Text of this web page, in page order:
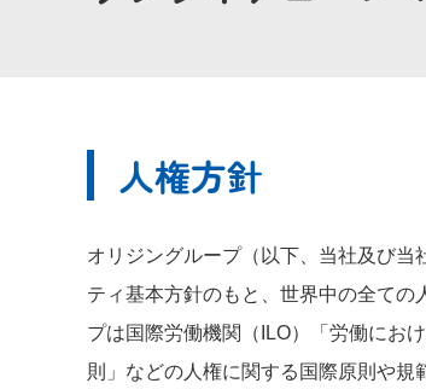
人権方針
オリジングループ（以下、当社及び
ティ基本方針のもと、世界中の全て
プは国際労働機関（ILO）「労働にお
則」などの人権に関する国際原則や規